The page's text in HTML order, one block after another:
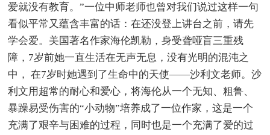
爱就没有教育。”一位中师老师也曾对我们说过这样一句
看似平常又蕴含丰富的话：在还没登上讲台之前，请先
学会爱。美国著名作家海伦凯勒，身受聋哑盲三重残
障，7岁前她一直生活在无声无息，没有光明的混沌之
中， 在7岁时她遇到了生命中的天使——沙利文老师。沙
利文用超常的耐心和爱心，将海伦从一个无知、粗鲁、
暴躁易受伤害的“小动物”培养成了一位作家，这是一个
充满了艰辛与困难的过程，同时也是一个充满了爱的过